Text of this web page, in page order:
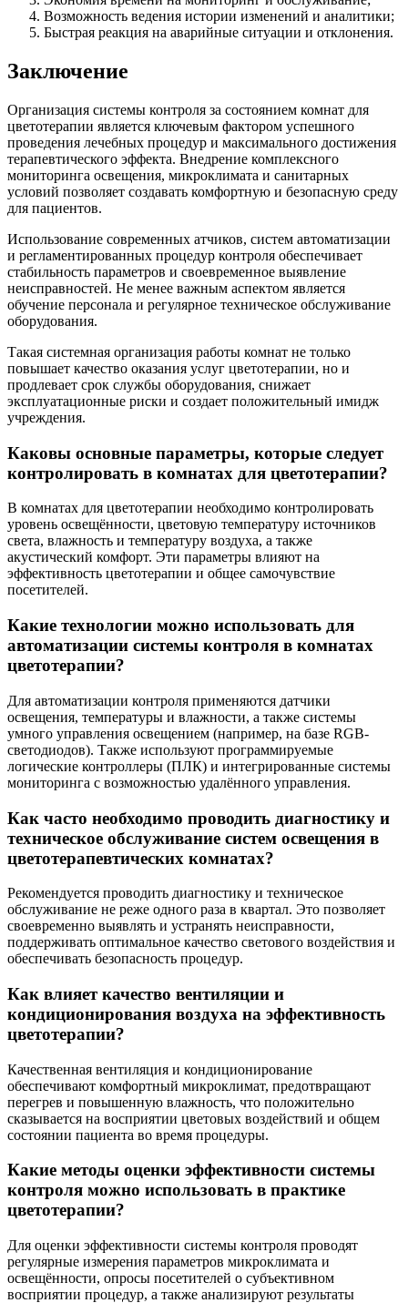
Возможность ведения истории изменений и аналитики;
Быстрая реакция на аварийные ситуации и отклонения.
Заключение
Организация системы контроля за состоянием комнат для
цветотерапии является ключевым фактором успешного
проведения лечебных процедур и максимального достижения
терапевтического эффекта. Внедрение комплексного
мониторинга освещения, микроклимата и санитарных
условий позволяет создавать комфортную и безопасную среду
для пациентов.
Использование современных атчиков, систем автоматизации
и регламентированных процедур контроля обеспечивает
стабильность параметров и своевременное выявление
неисправностей. Не менее важным аспектом является
обучение персонала и регулярное техническое обслуживание
оборудования.
Такая системная организация работы комнат не только
повышает качество оказания услуг цветотерапии, но и
продлевает срок службы оборудования, снижает
эксплуатационные риски и создает положительный имидж
учреждения.
Каковы основные параметры, которые следует
контролировать в комнатах для цветотерапии?
В комнатах для цветотерапии необходимо контролировать
уровень освещённости, цветовую температуру источников
света, влажность и температуру воздуха, а также
акустический комфорт. Эти параметры влияют на
эффективность цветотерапии и общее самочувствие
посетителей.
Какие технологии можно использовать для
автоматизации системы контроля в комнатах
цветотерапии?
Для автоматизации контроля применяются датчики
освещения, температуры и влажности, а также системы
умного управления освещением (например, на базе RGB-
светодиодов). Также используют программируемые
логические контроллеры (ПЛК) и интегрированные системы
мониторинга с возможностью удалённого управления.
Как часто необходимо проводить диагностику и
техническое обслуживание систем освещения в
цветотерапевтических комнатах?
Рекомендуется проводить диагностику и техническое
обслуживание не реже одного раза в квартал. Это позволяет
своевременно выявлять и устранять неисправности,
поддерживать оптимальное качество светового воздействия и
обеспечивать безопасность процедур.
Как влияет качество вентиляции и
кондиционирования воздуха на эффективность
цветотерапии?
Качественная вентиляция и кондиционирование
обеспечивают комфортный микроклимат, предотвращают
перегрев и повышенную влажность, что положительно
сказывается на восприятии цветовых воздействий и общем
состоянии пациента во время процедуры.
Какие методы оценки эффективности системы
контроля можно использовать в практике
цветотерапии?
Для оценки эффективности системы контроля проводят
регулярные измерения параметров микроклимата и
освещённости, опросы посетителей о субъективном
восприятии процедур, а также анализируют результаты